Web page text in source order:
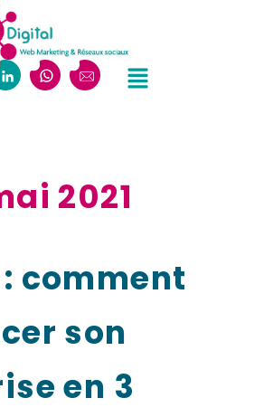
2021
comment
son
en 3